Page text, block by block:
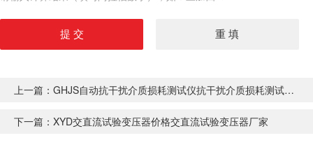
上一篇： GHJS自动抗干扰介质损耗测试仪抗干扰介质损耗测试仪厂家价格
下一篇： XYD交直流试验变压器价格交直流试验变压器厂家